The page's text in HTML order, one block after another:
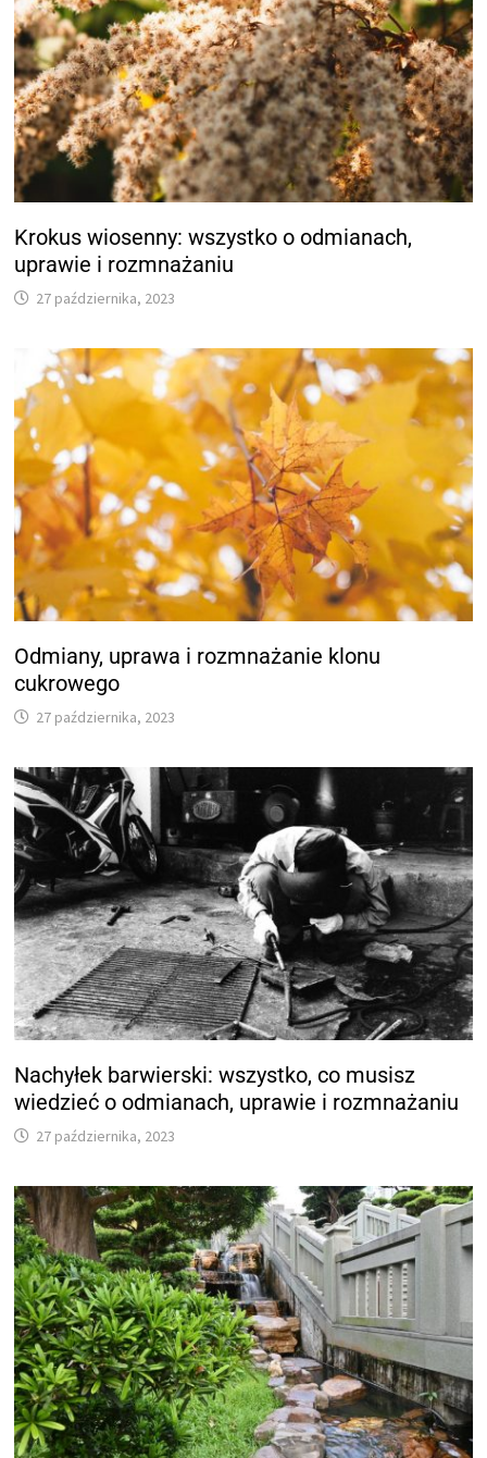
Krokus wiosenny: wszystko o odmianach,
uprawie i rozmnażaniu
27 października, 2023
Odmiany, uprawa i rozmnażanie klonu
cukrowego
27 października, 2023
Nachyłek barwierski: wszystko, co musisz
wiedzieć o odmianach, uprawie i rozmnażaniu
27 października, 2023